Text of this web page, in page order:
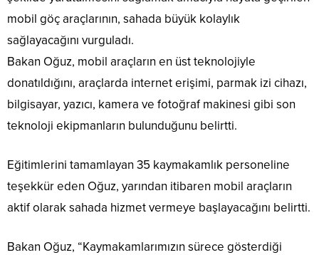
mobil göç araçlarının, sahada büyük kolaylık
sağlayacağını vurguladı.
Bakan Oğuz, mobil araçların en üst teknolojiyle
donatıldığını, araçlarda internet erişimi, parmak izi cihazı,
bilgisayar, yazıcı, kamera ve fotoğraf makinesi gibi son
teknoloji ekipmanların bulunduğunu belirtti.
Eğitimlerini tamamlayan 35 kaymakamlık personeline
teşekkür eden Oğuz, yarından itibaren mobil araçların
aktif olarak sahada hizmet vermeye başlayacağını belirtti.
Bakan Oğuz, “Kaymakamlarımızın sürece gösterdiği